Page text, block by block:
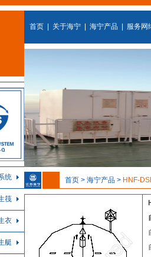
统
筏
衣
艇
首页 关于海宁 海宁产品 服务网
首页 > 海宁产品 > HNF-